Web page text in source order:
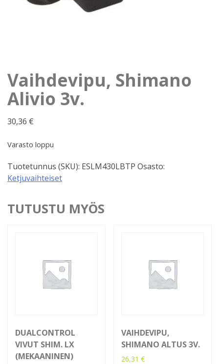
Vaihdevipu, Shimano
Alivio 3v.
30,36 €
Varasto loppu
Tuotetunnus (SKU): ESLM430LBTP Osasto:
Ketjuvaihteiset
TUTUSTU MYÖS
DUALCONTROL
VIVUT SHIM. LX
(MEKAANINEN)
VAIHDEVIPU,
SHIMANO ALTUS 3V.
26,31€